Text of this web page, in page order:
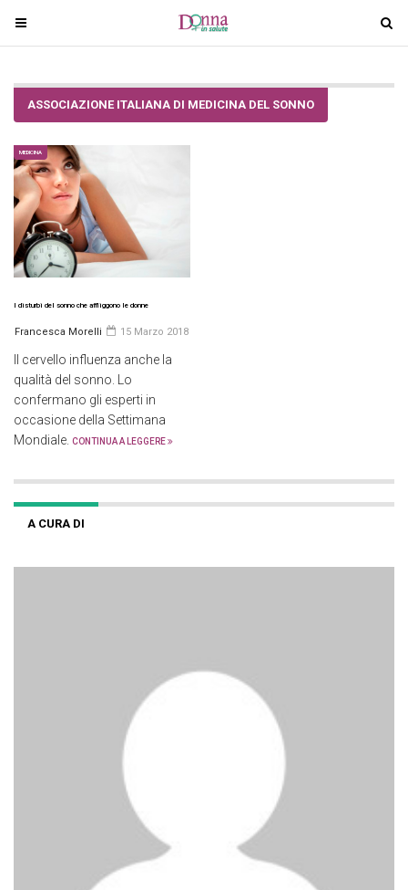
T
o
g
n
a
v
i
g
a
i
o
T
o
g
ASSOCIAZIONE ITALIANA DI MEDICINA DEL SONNO
MEDICINA
I disturbi del sonno che affliggono le donne
Francesca Morelli 15 Marzo 2018
Il cervello influenza anche la
qualità del sonno. Lo
confermano gli esperti in
occasione della Settimana
Mondiale. CONTINUA A LEGGERE
A CURA DI